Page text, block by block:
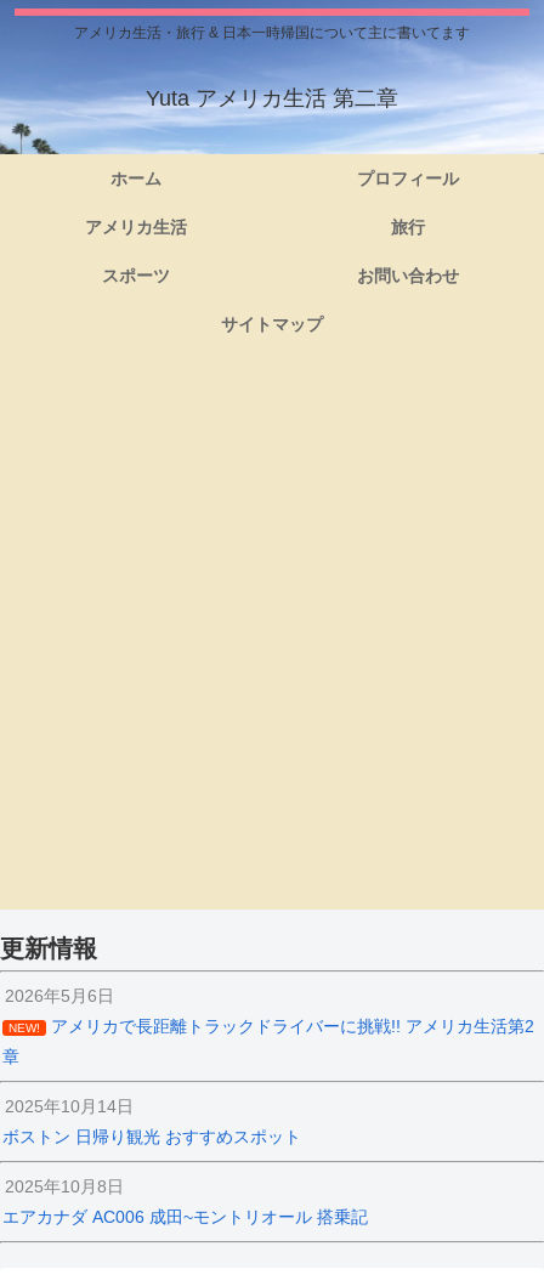
アメリカ生活・旅行 & 日本一時帰国について主に書いてます
Yuta アメリカ生活 第二章
ホーム プロフィール
アメリカ生活 旅行
スポーツ お問い合わせ
サイトマップ
更新情報
2026年5月6日
NEW!
アメリカで長距離トラックドライバーに挑戦!! アメリカ生活第2
章
2025年10月14日
ボストン 日帰り観光 おすすめスポット
2025年10月8日
エアカナダ AC006 成田~モントリオール 搭乗記